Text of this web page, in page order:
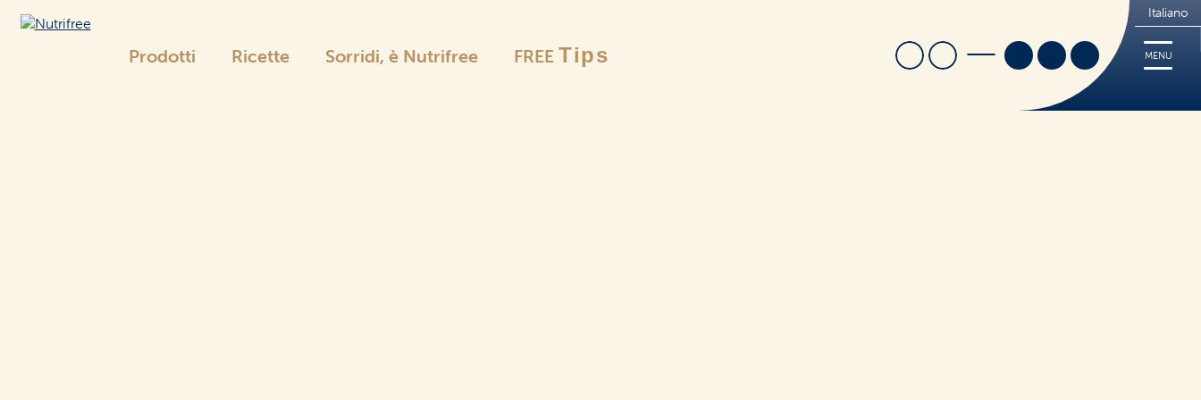
Nutrifree MENU
Italiano
Prodotti Ricette Sorridi, è Nutrifree FREE Tips CercaTrova Negozio